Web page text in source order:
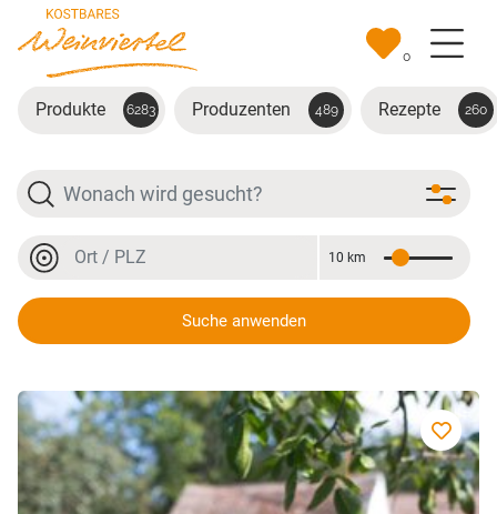
Zum Hauptinhalt springen
0
Produkte 6283 Produzenten 489 Rezepte 260
Suche
Ort oder PLZ
Entfernung
10 km
Suche anwenden
Lauch